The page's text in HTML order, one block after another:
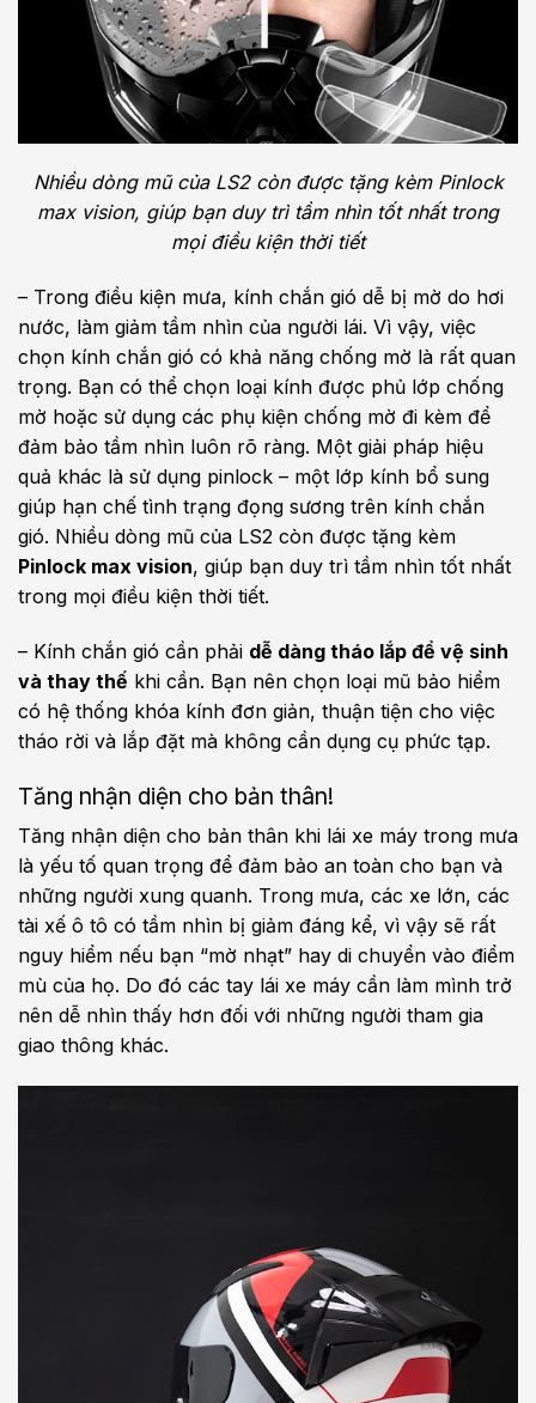
Nhiều dòng mũ của LS2 còn được tặng kèm Pinlock
max vision, giúp bạn duy trì tầm nhìn tốt nhất trong
mọi điều kiện thời tiết
– Trong điều kiện mưa, kính chắn gió dễ bị mờ do hơi
nước, làm giảm tầm nhìn của người lái. Vì vậy, việc
chọn kính chắn gió có khả năng chống mờ là rất quan
trọng. Bạn có thể chọn loại kính được phủ lớp chống
mờ hoặc sử dụng các phụ kiện chống mờ đi kèm để
đảm bảo tầm nhìn luôn rõ ràng. Một giải pháp hiệu
quả khác là sử dụng pinlock – một lớp kính bổ sung
giúp hạn chế tình trạng đọng sương trên kính chắn
gió. Nhiều dòng mũ của LS2 còn được tặng kèm
Pinlock max vision, giúp bạn duy trì tầm nhìn tốt nhất
trong mọi điều kiện thời tiết.
– Kính chắn gió cần phải dễ dàng tháo lắp để vệ sinh
và thay thế khi cần. Bạn nên chọn loại mũ bảo hiểm
có hệ thống khóa kính đơn giản, thuận tiện cho việc
tháo rời và lắp đặt mà không cần dụng cụ phức tạp.
Tăng nhận diện cho bản thân!
Tăng nhận diện cho bản thân khi lái xe máy trong mưa
là yếu tố quan trọng để đảm bảo an toàn cho bạn và
những người xung quanh. Trong mưa, các xe lớn, các
tài xế ô tô có tầm nhìn bị giảm đáng kể, vì vậy sẽ rất
nguy hiểm nếu bạn “mờ nhạt” hay di chuyển vào điểm
mù của họ. Do đó các tay lái xe máy cần làm mình trở
nên dễ nhìn thấy hơn đối với những người tham gia
giao thông khác.